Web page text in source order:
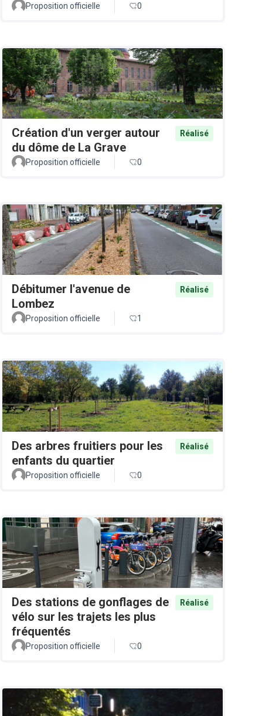
Proposition officielle 0
Création d'un verger autour
du dôme de La Grave
Réalisé
Proposition officielle 0
Débitumer l'avenue de
Lombez
Réalisé
Proposition officielle 1
Des arbres fruitiers pour les
enfants du quartier
Réalisé
Proposition officielle 0
Des stations de gonflages de
vélo sur les trajets les plus
fréquentés
Réalisé
Proposition officielle 0